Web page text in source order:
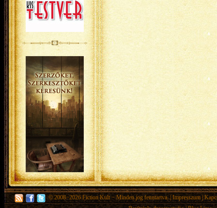
© 2008−2026 Fiction Kult − Minden jog fenntartva. | Impresszum|